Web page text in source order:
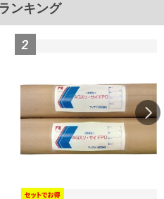
ンキング